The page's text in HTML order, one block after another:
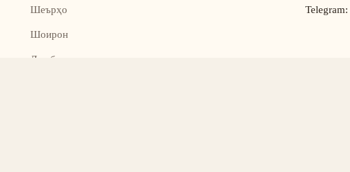
Шеърҳо
Шоирон
Дар бораи лоиҳа
Telegram: